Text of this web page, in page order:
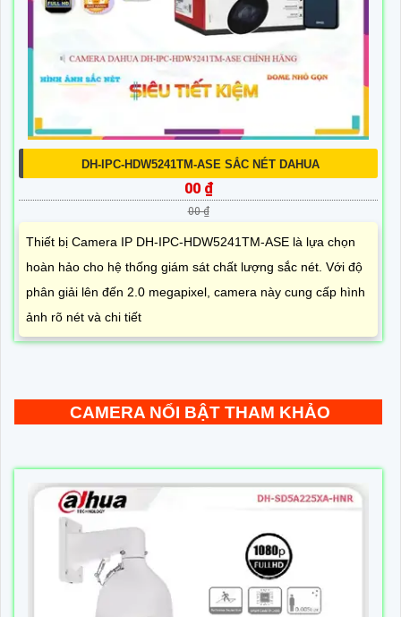
DH-IPC-HDW5241TM-ASE SẮC NÉT DAHUA
00 ₫
00 ₫
Thiết bị Camera IP DH-IPC-HDW5241TM-ASE là lựa chọn
hoàn hảo cho hệ thống giám sát chất lượng sắc nét. Với độ
phân giải lên đến 2.0 megapixel, camera này cung cấp hình
ảnh rõ nét và chi tiết
CAMERA NỔI BẬT THAM KHẢO